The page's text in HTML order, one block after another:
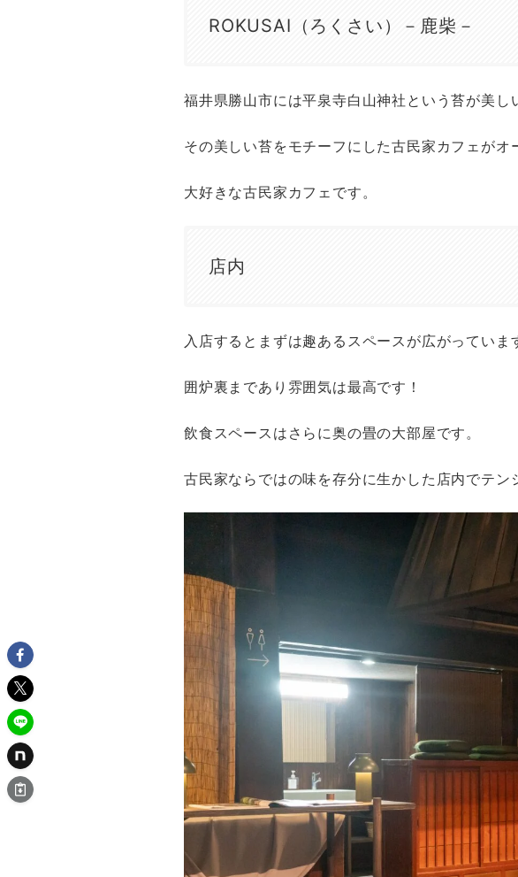
ROKUSAI（ろくさい）－鹿柴－
福井県勝山市には平泉寺白山神社という苔が美し
その美しい苔をモチーフにした古民家カフェがオ
大好きな古民家カフェです。
店内
入店するとまずは趣あるスペースが広がっていま
囲炉裏まであり雰囲気は最高です！
飲食スペースはさらに奥の畳の大部屋です。
古民家ならではの味を存分に生かした店内でテン